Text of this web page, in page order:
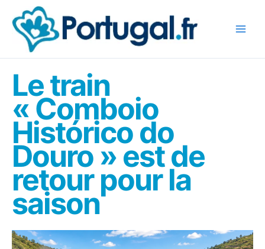
contenu
Le train
« Comboio
Histórico do
Douro » est de
retour pour la
saison